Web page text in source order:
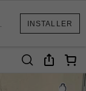
INSTALLER